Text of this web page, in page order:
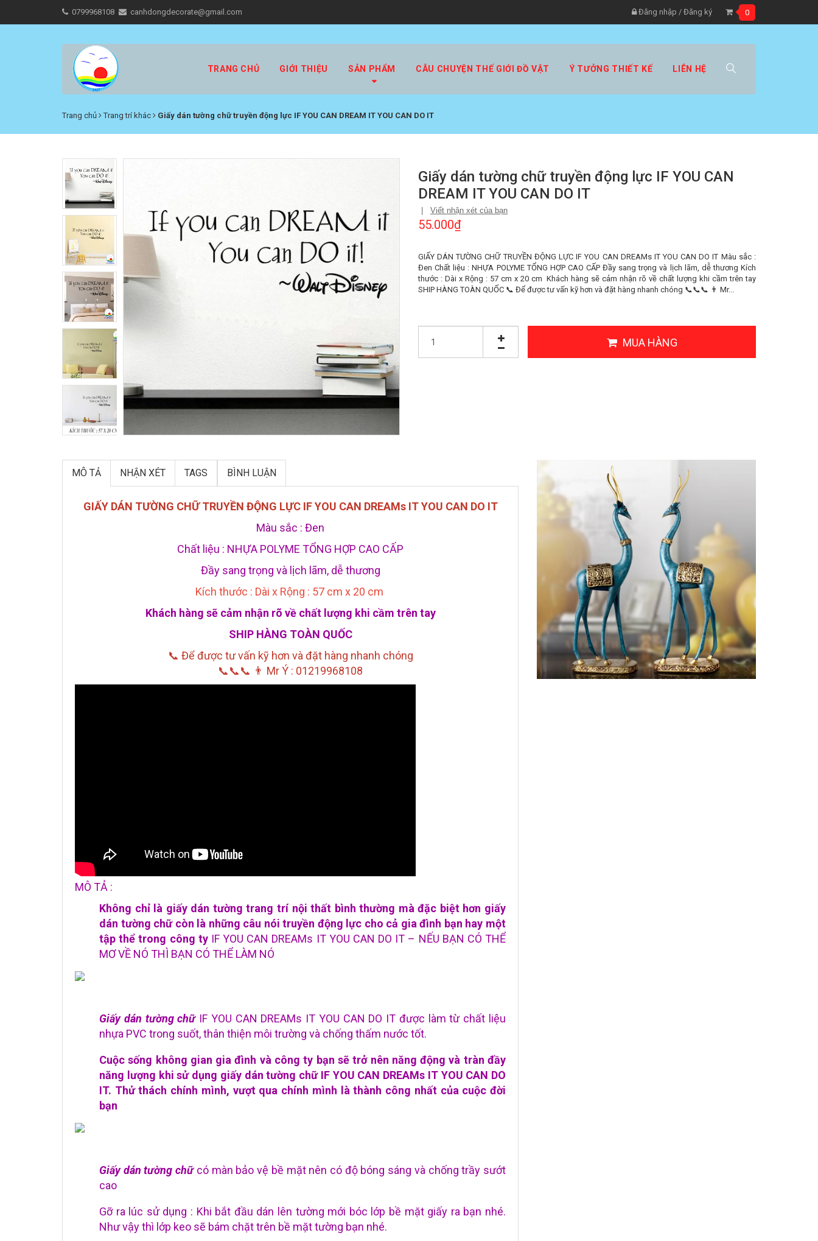
0799968108 canhdongdecorate@gmail.com Đăng nhập / Đăng ký 0
TRANG CHỦ GIỚI THIỆU SẢN PHẨM CÂU CHUYỆN THẾ GIỚI ĐỒ VẬT Ý TƯỞNG THIẾT KẾ LIÊN HỆ
Trang chủ Trang trí khác Giấy dán tường chữ truyền động lực IF YOU CAN DREAM IT YOU CAN DO IT
Giấy dán tường chữ truyền động lực IF YOU CAN
DREAM IT YOU CAN DO IT
Viết nhận xét của bạn
55.000₫
GIẤY DÁN TƯỜNG CHỮ TRUYỀN ĐỘNG LỰC IF YOU CAN DREAMs IT YOU CAN DO IT Màu sắc :
Đen Chất liệu : NHỰA POLYME TỔNG HỢP CAO CẤP Đầy sang trọng và lịch lãm, dễ thương Kích
thước : Dài x Rộng : 57 cm x 20 cm Khách hàng sẽ cảm nhận rõ về chất lượng khi cầm trên tay
SHIP HÀNG TOÀN QUỐC 📞 Để được tư vấn kỹ hơn và đặt hàng nhanh chóng 📞📞📞 👨 Mr...
MUA HÀNG
MÔ TẢ NHẬN XÉT TAGS BÌNH LUẬN
GIẤY DÁN TƯỜNG CHỮ TRUYỀN ĐỘNG LỰC IF YOU CAN DREAMs IT YOU CAN DO IT
Màu sắc : Đen
Chất liệu : NHỰA POLYME TỔNG HỢP CAO CẤP
Đầy sang trọng và lịch lãm, dễ thương
Kích thước : Dài x Rộng : 57 cm x 20 cm
Khách hàng sẽ cảm nhận rõ về chất lượng khi cầm trên tay
SHIP HÀNG TOÀN QUỐC
📞 Để được tư vấn kỹ hơn và đặt hàng nhanh chóng
📞📞📞 👨 Mr Ý : 01219968108
MÔ TẢ :
Không chỉ là giấy dán tường trang trí nội thất bình thường mà đặc biệt hơn giấy
dán tường chữcòn là những câu nói truyền động lực cho cả gia đình bạn hay một
tập thể trong công tyIF YOU CAN DREAMs IT YOU CAN DO IT – NẾU BẠN CÓ THỂ
MƠ VỀ NÓ THÌ BẠN CÓ THỂ LÀM NÓ
Giấy dán tường chữIF YOU CAN DREAMs IT YOU CAN DO IT được làm từ chất liệu
nhựa PVC trong suốt, thân thiện môi trường và chống thấm nước tốt.
Cuộc sống không gian gia đình và công ty bạn sẽ trở nên năng động và tràn đầy
năng lượng khi sử dụng giấy dán tường chữ IF YOU CAN DREAMs IT YOU CAN DO
IT. Thử thách chính mình, vượt qua chính mình là thành công nhất của cuộc đời
bạn
Giấy dán tường chữcó màn bảo vệ bề mặt nên có độ bóng sáng và chống trầy sướt
cao
Gỡ ra lúc sử dụng : Khi bắt đầu dán lên tường mới bóc lớp bề mặt giấy ra bạn nhé.
Như vậy thì lớp keo sẽ bám chặt trên bề mặt tường bạn nhé.